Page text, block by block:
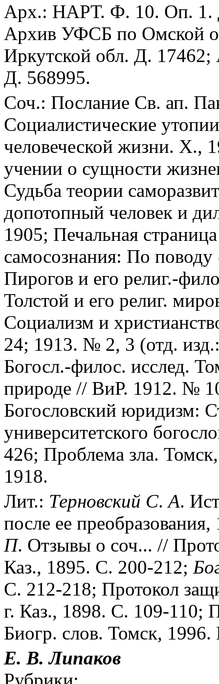
Арх.: НАРТ. Ф. 10. Оп. 1.
Архив УФСБ по Омской
Иркутской обл. Д.
Д. 568995.
Соч.: Послание Св. ап.
Социалистические
человеческой жизни. Х.,
учении о сущности
Судьба теории
допотопный человек и
1905; Печальная
самосознания: По
Пирогов и его религ.-
Толстой и его религ.
Социализм и
24; 1913. № 2, 3 (отд.
Богосл.-филос. исслед.
природе // ВиР. 1912. №
Богословский юридизм:
университетского
426; Проблема зла.
1918.
Лит.: Терновский С.А.
после ее
П. Отзывы о соч... //
Каз., 1895. С. 200-212;
С. 212-218; Протокол
г. Каз., 1898. С. 109-110;
Биогр. слов. Томск,
Е. В. Липаков
Рубрики: